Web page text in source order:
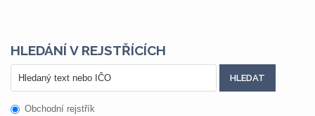
HLEDÁNÍ V REJSTŘÍCÍCH
Obchodní rejstřík